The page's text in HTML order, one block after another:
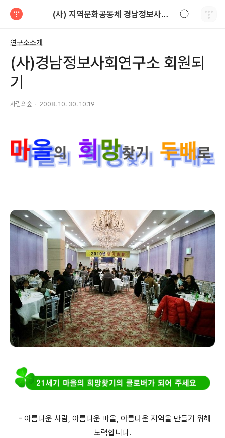
(사) 지역문화공동체 경남정보사회연구소
연구소소개
(사)경남정보사회연구소 회원되
기
사람의숲 2008. 10. 30. 10:19
- 아름다운 사람, 아름다운 마을, 아름다운 지역을 만들기 위해
노력합니다.